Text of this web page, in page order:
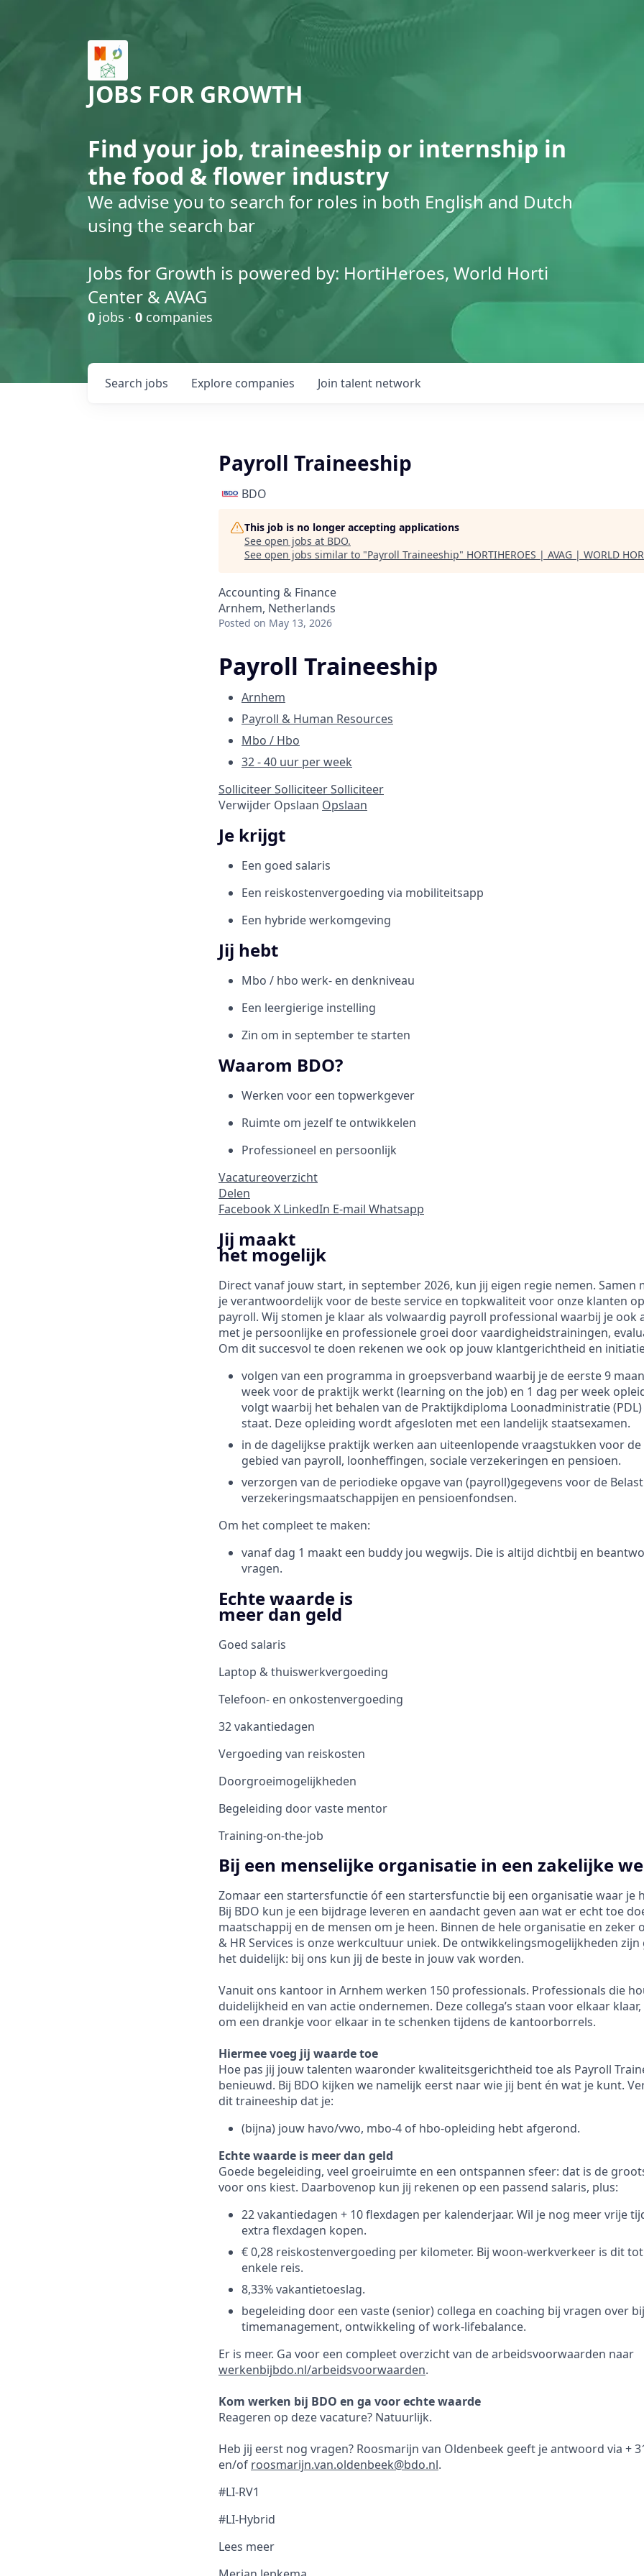
JOBS FOR GROWTH
Find your job, traineeship or internship in
the food & flower industry
We advise you to search for roles in both English and Dutch
using the search bar
Jobs for Growth is powered by: HortiHeroes, World Horti
Center & AVAG
0 jobs · 0 companies
Search jobs Explore companies Join talent network
Payroll Traineeship
BDO
This job is no longer accepting applications
See open jobs at BDO.
See open jobs similar to "Payroll Traineeship" HORTIHEROES | AVAG | WORLD
Accounting & Finance
Arnhem, Netherlands
Posted on May 13, 2026
Payroll Traineeship
Arnhem
Payroll & Human Resources
Mbo / Hbo
32 - 40 uur per week
SolliciteerSolliciteerSolliciteer
Verwijder Opslaan Opslaan
Je krijgt
Een goed salaris
Een reiskostenvergoeding via mobiliteitsapp
Een hybride werkomgeving
Jij hebt
Mbo / hbo werk- en denkniveau
Een leergierige instelling
Zin om in september te starten
Waarom BDO?
Werken voor een topwerkgever
Ruimte om jezelf te ontwikkelen
Professioneel en persoonlijk
Vacatureoverzicht
Delen
Facebook X LinkedIn E-mail Whatsapp
Jij maakt
het mogelijk
Direct vanaf jouw start, in september 2026, kun jij eigen regie nemen. Samen
je verantwoordelijk voor de beste service en topkwaliteit voor onze klanten
payroll. Wij stomen je klaar als volwaardig payroll professional waarbij je ook
met je persoonlijke en professionele groei door vaardigheidstrainingen,
Om dit succesvol te doen rekenen we ook op jouw klantgerichtheid en
volgen van een programma in groepsverband waarbij je de eerste 9
week voor de praktijk werkt (learning on the job) en 1 dag per week
volgt waarbij het behalen van de Praktijkdiploma Loonadministratie
staat. Deze opleiding wordt afgesloten met een landelijk staatsexamen.
in de dagelijkse praktijk werken aan uiteenlopende vraagstukken voor
gebied van payroll, loonheffingen, sociale verzekeringen en pensioen.
verzorgen van de periodieke opgave van (payroll)gegevens voor de
verzekeringsmaatschappijen en pensioenfondsen.
Om het compleet te maken:
vanaf dag 1 maakt een buddy jou wegwijs. Die is altijd dichtbij en
vragen.
Echte waarde is
meer dan geld
Goed salaris
Laptop & thuiswerkvergoeding
Telefoon- en onkostenvergoeding
32 vakantiedagen
Vergoeding van reiskosten
Doorgroeimogelijkheden
Begeleiding door vaste mentor
Training-on-the-job
Bij een menselijke organisatie in een zakelijke
Zomaar een startersfunctie óf een startersfunctie bij een organisatie waar je
Bij BDO kun je een bijdrage leveren en aandacht geven aan wat er echt toe
maatschappij en de mensen om je heen. Binnen de hele organisatie en zeker
& HR Services is onze werkcultuur uniek. De ontwikkelingsmogelijkheden
het duidelijk: bij ons kun jij de beste in jouw vak worden.
Vanuit ons kantoor in Arnhem werken 150 professionals. Professionals die
duidelijkheid en van actie ondernemen. Deze collega’s staan voor elkaar
om een drankje voor elkaar in te schenken tijdens de kantoorborrels.
Hiermee voeg jij waarde toe
Hoe pas jij jouw talenten waaronder kwaliteitsgerichtheid toe als Payroll
benieuwd. Bij BDO kijken we namelijk eerst naar wie jij bent én wat je kunt.
dit traineeship dat je:
(bijna) jouw havo/vwo, mbo-4 of hbo-opleiding hebt afgerond.
Echte waarde is meer dan geld
Goede begeleiding, veel groeiruimte en een ontspannen sfeer: dat is de
voor ons kiest. Daarbovenop kun jij rekenen op een passend salaris, plus:
22 vakantiedagen + 10 flexdagen per kalenderjaar. Wil je nog meer vrije
extra flexdagen kopen.
€ 0,28 reiskostenvergoeding per kilometer. Bij woon-werkverkeer is dit
enkele reis.
8,33% vakantietoeslag.
begeleiding door een vaste (senior) collega en coaching bij vragen over
timemanagement, ontwikkeling of work-lifebalance.
Er is meer. Ga voor een compleet overzicht van de arbeidsvoorwaarden naar
werkenbijbdo.nl/arbeidsvoorwaarden.
Kom werken bij BDO en ga voor echte waarde
Reageren op deze vacature? Natuurlijk.
Heb jij eerst nog vragen? Roosmarijn van Oldenbeek geeft je antwoord via +
en/of roosmarijn.van.oldenbeek@bdo.nl.
#LI-RV1
#LI-Hybrid
Lees meer